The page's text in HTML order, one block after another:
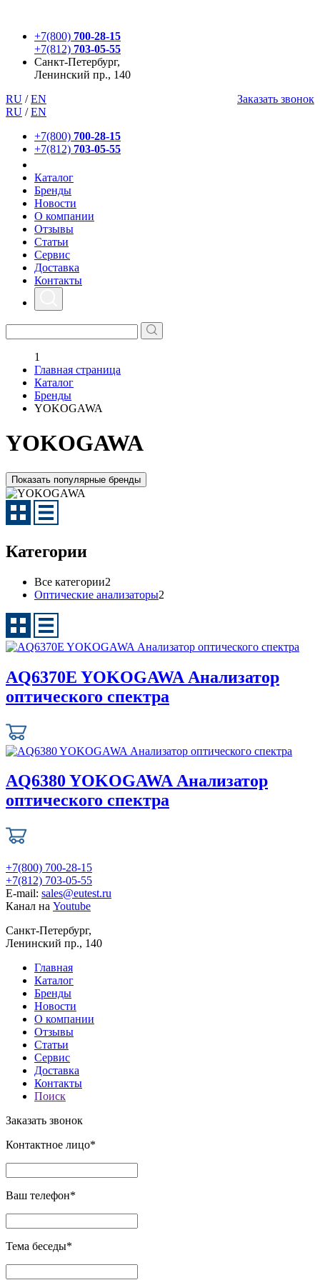
+7(800) 700-28-15
+7(812) 703-05-55
Санкт-Петербург,
Ленинский пр., 140
RU / EN
Заказать звонок
RU / EN
+7(800) 700-28-15
+7(812) 703-05-55
Каталог
Бренды
Новости
О компании
Отзывы
Статьи
Сервис
Доставка
Контакты
1
Главная страница
Каталог
Бренды
YOKOGAWA
YOKOGAWA
Показать популярные бренды
Категории
Все категории2
Оптические анализаторы2
AQ6370E YOKOGAWA Анализатор
оптического спектра
AQ6380 YOKOGAWA Анализатор
оптического спектра
+7(800) 700-28-15
+7(812) 703-05-55
E-mail: sales@eutest.ru
Канал на Youtube
Санкт-Петербург,
Ленинский пр., 140
Главная
Каталог
Бренды
Новости
О компании
Отзывы
Статьи
Сервис
Доставка
Контакты
Поиск
Заказать звонок
Контактное лицо*
Ваш телефон*
Тема беседы*